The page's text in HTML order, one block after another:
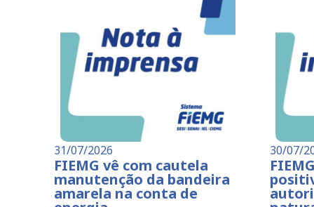
31/07/2026
FIEMG vê com cautela
manutenção da bandeira
amarela na conta de
30/07/